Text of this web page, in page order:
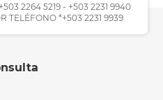
2264 5219 - +503 2231 9940
TELÉFONO *+503 2231 9939